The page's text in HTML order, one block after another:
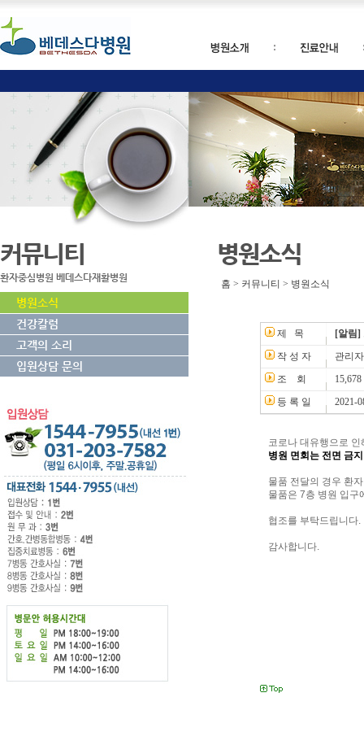
커뮤니티
환자중심병원 베데스다재활병원
병원소식
건강칼럼
고객의 소리
입원상담 문의
병원소식
홈 > 커뮤니티 > 병원소식
제 목
[알림]
작 성 자
관리자
조 회
15,678
등 록 일
2021-
코로나 대유행으로 인
병원 면회는 전면 금지
물품 전달의 경우 환
물품은 7층 병원 입구
협조를 부탁드립니다.
감사합니다.